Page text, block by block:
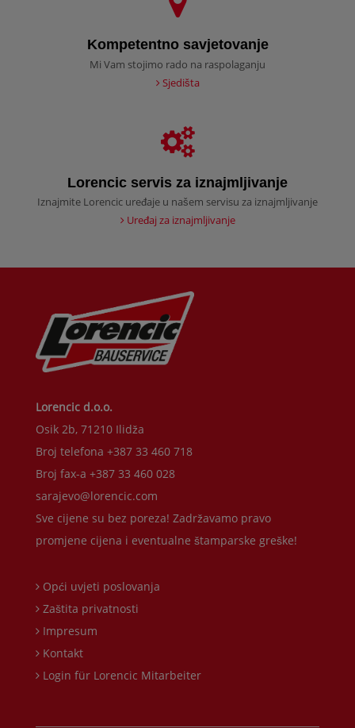
Kompetentno savjetovanje
Mi Vam stojimo rado na raspolaganju
Sjedišta
Lorencic servis za iznajmljivanje
Iznajmite Lorencic uređaje u našem servisu za iznajmljivanje
Uređaj za iznajmljivanje
Lorencic d.o.o.
Osik 2b, 71210 Ilidža
Broj telefona +387 33 460 718
Broj fax-a +387 33 460 028
sarajevo@lorencic.com
Sve cijene su bez poreza! Zadržavamo pravo
promjene cijena i eventualne štamparske greške!
Opći uvjeti poslovanja
Zaštita privatnosti
Impresum
Kontakt
Login für Lorencic Mitarbeiter